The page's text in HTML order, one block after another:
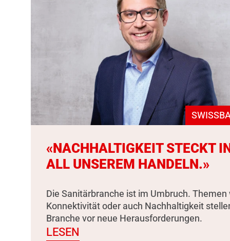
«NACHHALTIGKEIT STECKT
ALL UNSEREM HANDELN.»
Die Sanitärbranche ist im Umbruch. Themen
Konnektivität oder auch Nachhaltigkeit
Branche vor neue Herausforderungen.
LESEN